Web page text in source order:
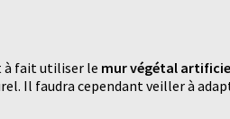
à fait utiliser le mur végétal
Il faudra cependant veiller à